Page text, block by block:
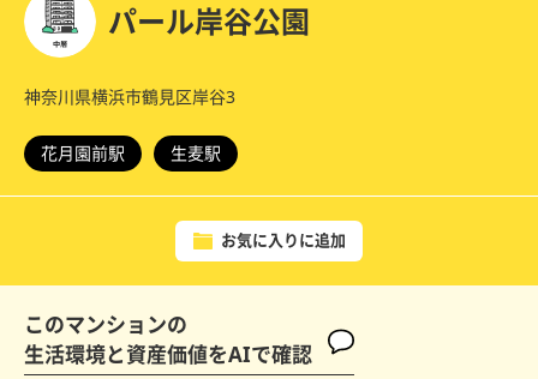
パール岸谷公園
神奈川県横浜市鶴見区岸谷3
花月園前駅 生麦駅
お気に入りに追加
このマンションの
生活環境と資産価値をAIで確認